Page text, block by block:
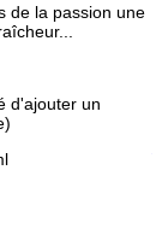
de la passion une
d'ajouter un